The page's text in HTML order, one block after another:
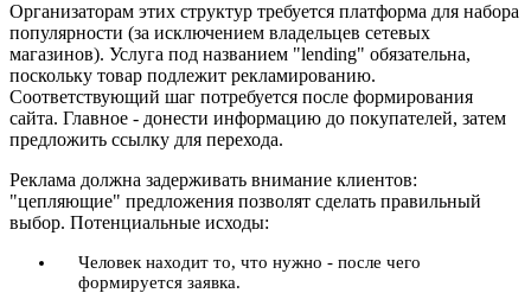
Организаторам этих структур требуется платформа для набора
популярности (за исключением владельцев сетевых
магазинов). Услуга под названием "lending" обязательна,
поскольку товар подлежит рекламированию.
Соответствующий шаг потребуется после формирования
сайта. Главное - донести информацию до покупателей, затем
предложить ссылку для перехода.
Реклама должна задерживать внимание клиентов:
"цепляющие" предложения позволят сделать правильный
выбор. Потенциальные исходы:
Человек находит то, что нужно - после чего
формируется заявка.